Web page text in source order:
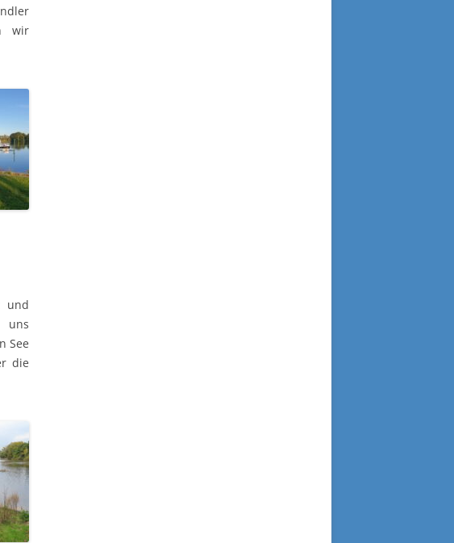
wir
und
uns
See
die